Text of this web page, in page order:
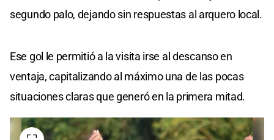
segundo palo, dejando sin respuestas al arquero local.
Ese gol le permitió a la visita irse al descanso en
ventaja, capitalizando al máximo una de las pocas
situaciones claras que generó en la primera mitad.